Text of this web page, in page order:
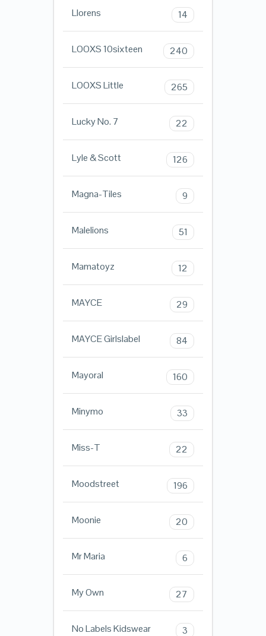
Llorens 14
LOOXS 10sixteen 240
LOOXS Little 265
Lucky No. 7 22
Lyle & Scott 126
Magna-Tiles 9
Malelions 51
Mamatoyz 12
MAYCE 29
MAYCE Girlslabel 84
Mayoral 160
Minymo 33
Miss-T 22
Moodstreet 196
Moonie 20
Mr Maria 6
My Own 27
No Labels Kidswear 3